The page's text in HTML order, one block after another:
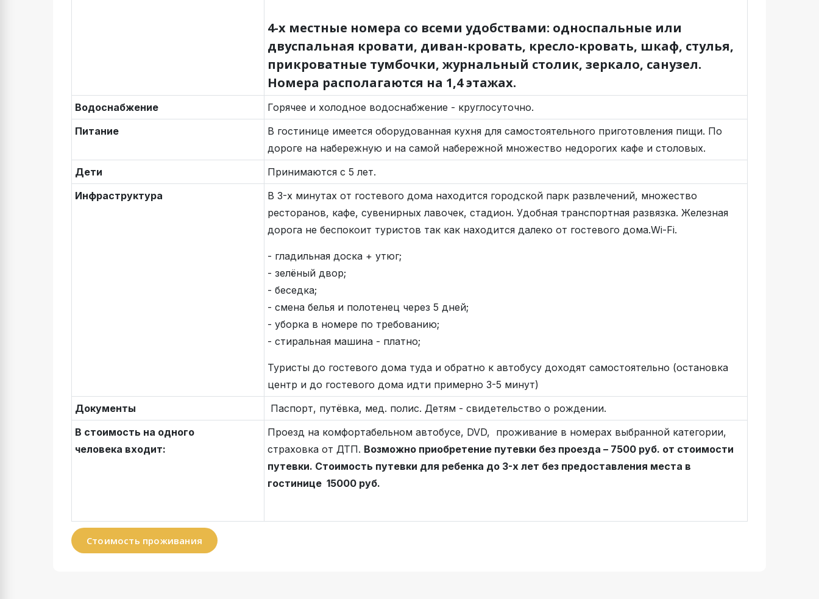
4-х местные номера со всеми удобствами: односпальные или
двуспальная кровати, диван-кровать, кресло-кровать, шкаф, стулья,
прикроватные тумбочки, журнальный столик, зеркало, санузел.
Номера располагаются на 1,4 этажах.
Водоснабжение
Горячее и холодное водоснабжение - круглосуточно.
Питание
В гостинице имеется оборудованная кухня для самостоятельного приготовления пищи. По
дороге на набережную и на самой набережной множество недорогих кафе и столовых.
Дети
Принимаются с 5 лет.
Инфраструктура
В 3-х минутах от гостевого дома находится городской парк развлечений, множество
ресторанов, кафе, сувенирных лавочек, стадион. Удобная транспортная развязка. Железная
дорога не беспокоит туристов так как находится далеко от гостевого дома.Wi-Fi.
- гладильная доска + утюг;
- зелёный двор;
- беседка;
- смена белья и полотенец через 5 дней;
- уборка в номере по требованию;
- стиральная машина - платно;
Туристы до гостевого дома туда и обратно к автобусу доходят самостоятельно (остановка
центр и до гостевого дома идти примерно 3-5 минут)
Документы
Паспорт, путёвка, мед. полис. Детям - свидетельство о рождении.
В стоимость на одного
человека входит:
Проезд на комфортабельном автобусе, DVD, проживание в номерах выбранной категории,
страховка от ДТП. Возможно приобретение путевки без проезда – 7500 руб. от стоимости
путевки. Стоимость путевки для ребенка до 3-х лет без предоставления места в
гостинице 15000 руб.
Стоимость проживания